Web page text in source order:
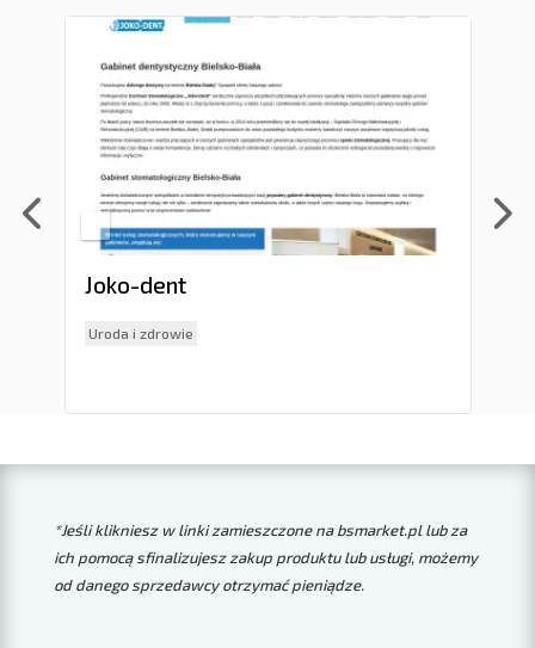
Joko-dent
Uroda i zdrowie
*Jeśli klikniesz w linki zamieszczone na bsmarket.pl lub za
ich pomocą sfinalizujesz zakup produktu lub usługi, możemy
od danego sprzedawcy otrzymać pieniądze.